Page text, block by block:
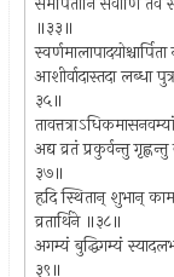
॥३३॥
आशीर्वादास्तदा लब्धा
३५॥
अद्य व्रतं प्रकुर्वन्तु
३७॥
हृदि स्थितान् शुभान्
व्रतार्थिने ॥३८॥
अगम्यं बुद्धिगम्यं
३९॥